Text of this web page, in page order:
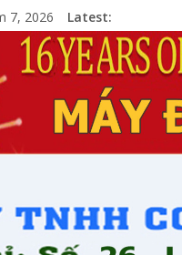
7, 2026 Latest: